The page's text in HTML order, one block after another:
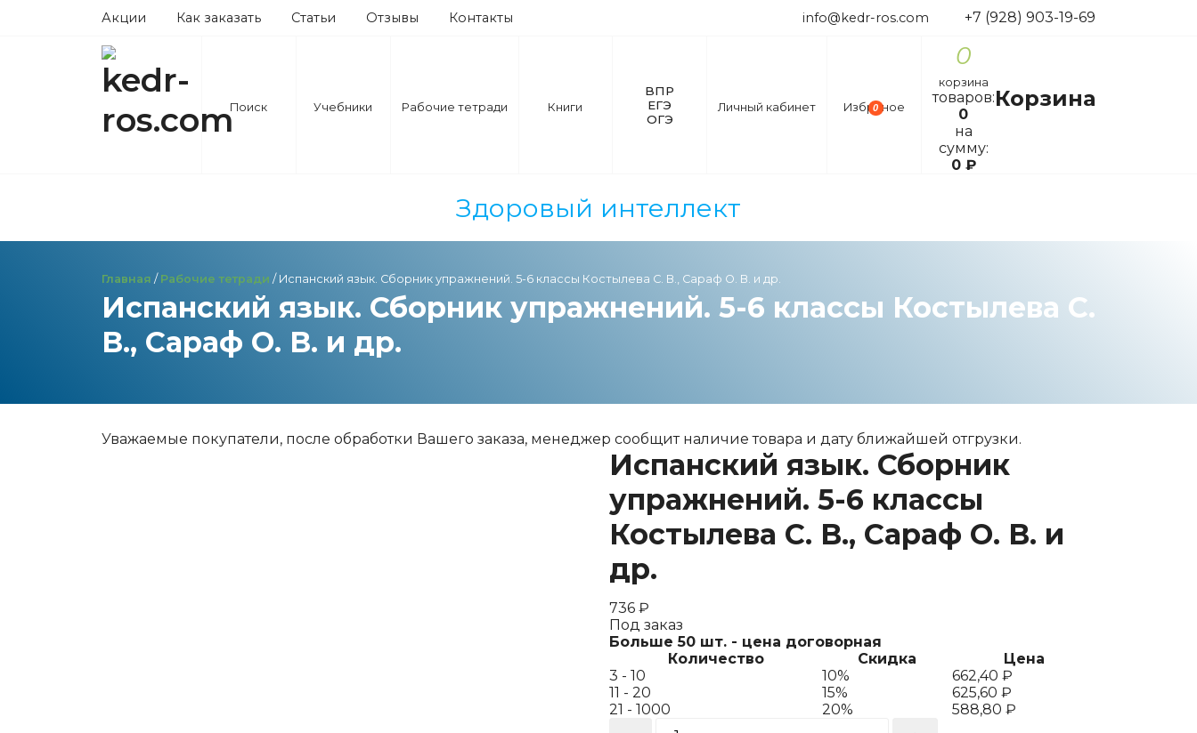
Акции Как заказать Статьи Отзывы Контакты info@kedr-ros.com +7 (928) 903-19-69
Поиск Учебники Рабочие тетради Книги
ВПР
ЕГЭ
ОГЭ
Личный кабинет 0
Избраное
0
корзина
товаров:
0
на
сумму:
0 ₽
Корзина
Здоровый интеллект
Главная / Рабочие тетради / Испанский язык. Сборник упражнений. 5-6 классы Костылева С. В., Сараф О. В. и др.
Испанский язык. Сборник упражнений. 5-6 классы Костылева С.
В., Сараф О. В. и др.
Уважаемые покупатели, после обработки Вашего заказа, менеджер сообщит наличие товара и дату ближайшей отгрузки.
Испанский язык. Сборник
упражнений. 5-6 классы
Костылева С. В., Сараф О. В. и
др.
736 ₽
Под заказ
Больше 50 шт. - цена договорная
Количество
Скидка
Цена
3 - 10
10% 662,40 ₽
11 - 20
15% 625,60 ₽
21 - 1000
20% 588,80 ₽